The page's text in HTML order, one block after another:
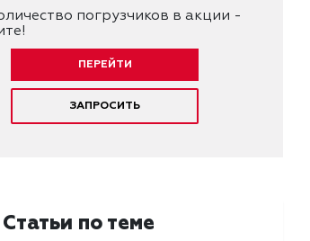
погрузчиков в акции -
ПЕРЕЙТИ
ЗАПРОСИТЬ
Статьи по теме